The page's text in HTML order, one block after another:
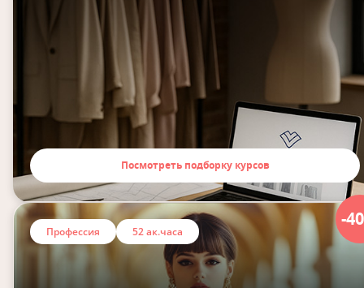
Посмотреть подборку курсов
-
Профессия 52 ак.часа